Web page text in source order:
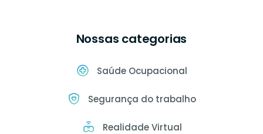
Nossas categorias
Saúde Ocupacional
Segurança do trabalho
Realidade Virtual